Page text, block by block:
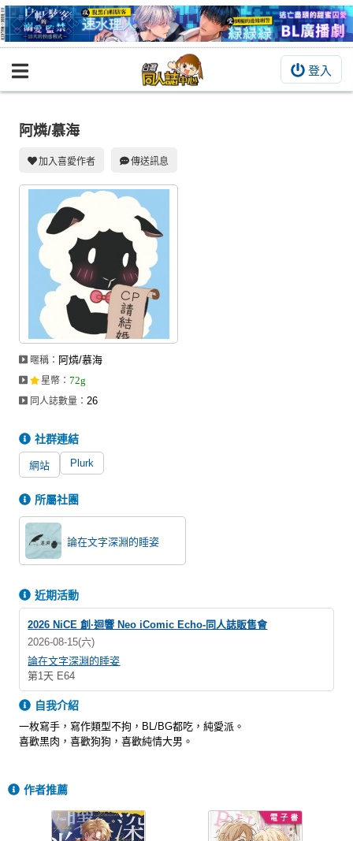
登入
BOOKY書集倉庫
同人周邊
同人數位作品
活動&消息
同人誌活動
最新消息
同人相關店家
宣傳&交流
工作委託
繪圖藝廊
攤位轉讓區
會員功能選單
註冊會員
登入
阿燐/慕海
加入喜愛作者 傳送訊息
暱稱： 阿燐/慕海
星幣 ：72g
同人誌數量：26
社群連結
網站 Plurk
所屬社團
論在文字深淵的睡姿
近期活動
2026 NiCE 創·迴響 Neo iComic Echo-同人誌販售會
2026-08-15(六)
論在文字深淵的睡姿
第1天 E64
自我介紹
一枚寫手，寫作類型不拘，BL/BG都吃，純愛派。
喜歡黑肉，喜歡狗狗，喜歡純情大男。
作者推薦